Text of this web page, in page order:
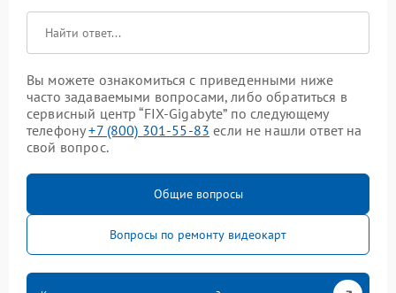
Вы можете ознакомиться с приведенными ниже
часто задаваемыми вопросами, либо обратиться в
сервисный центр “FIX-Gigabyte” по следующему
телефону+7 (800) 301-55-83 если не нашли ответ на
свой вопрос.
Общие вопросы
Вопросы по ремонту видеокарт